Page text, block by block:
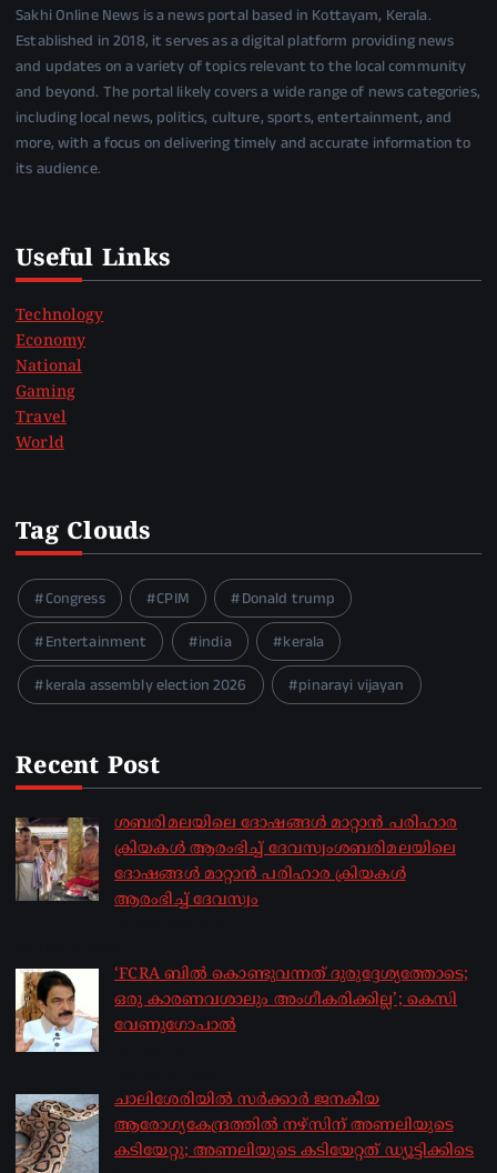
Sakhi Online News is a news portal based in Kottayam, Kerala.
Established in 2018, it serves as a digital platform providing news
and updates on a variety of topics relevant to the local community
and beyond. The portal likely covers a wide range of news categories,
including local news, politics, culture, sports, entertainment, and
more, with a focus on delivering timely and accurate information to
its audience.
Useful Links
Technology
Economy
National
Gaming
Travel
World
Tag Clouds
Congress CPIM
Donald trump
Entertainment
india
kerala
kerala assembly election 2026
pinarayi vijayan
Recent Post
ശബരിമലയിലെ ദോഷങ്ങൾ മാറ്റാൻ പരിഹാര
ക്രിയകൾ ആരംഭിച്ച് ദേവസ്വംശബരിമലയിലെ
ദോഷങ്ങൾ മാറ്റാൻ പരിഹാര ക്രിയകൾ
ആരംഭിച്ച് ദേവസ്വം
‘FCRA ബിൽ കൊണ്ടുവന്നത് ദുരുദ്ദേശ്യത്തോടെ;
ഒരു കാരണവശാലും അം​ഗീകരിക്കില്ല’; കെസി
വേണു​ഗോപാൽ
ചാലിശേരിയില്‍ സര്‍ക്കാര്‍ ജനകീയ
ആരോഗ്യകേന്ദ്രത്തില്‍ നഴ്സിന് അണലിയുടെ
കടിയേറ്റു; അണലിയുടെ കടിയേറ്റത് ഡ്യൂട്ടിക്കിടെ